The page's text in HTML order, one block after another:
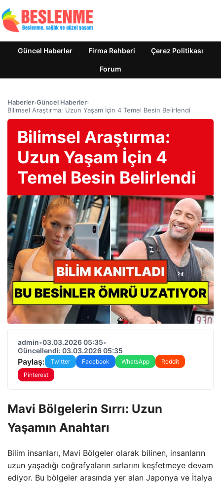
Güncel Haberler Firma Rehberi Çerez Politikası
Forum
Haberler›Güncel Haberler›
Bilimsel Araştırma: Uzun Yaşam İçin 4 Temel Besin Belirlendi
Bilimsel Araştırma:
Uzun Yaşam İçin 4
Temel Besin Belirlendi
admin•03.03.2026 05:35•
Güncellendi: 03.03.2026 05:35
Paylaş: Twitter Facebook WhatsApp
Reddit
Pinterest
Mavi Bölgelerin Sırrı: Uzun
Yaşamın Anahtarı
Bilim insanları, Mavi Bölgeler olarak bilinen, insanların
uzun yaşadığı coğrafyaların sırlarını keşfetmeye devam
ediyor. Bu bölgeler arasında yer alan Japonya ve İtalya